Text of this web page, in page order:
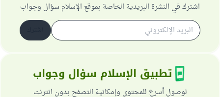
اشترك في النشرة البريدية الخاصة بموقع الإسلام سؤال وجواب
تطبيق الإسلام سؤال وجواب
لوصول أسرع للمحتوى وإمكانية التصفح بدون انترنت